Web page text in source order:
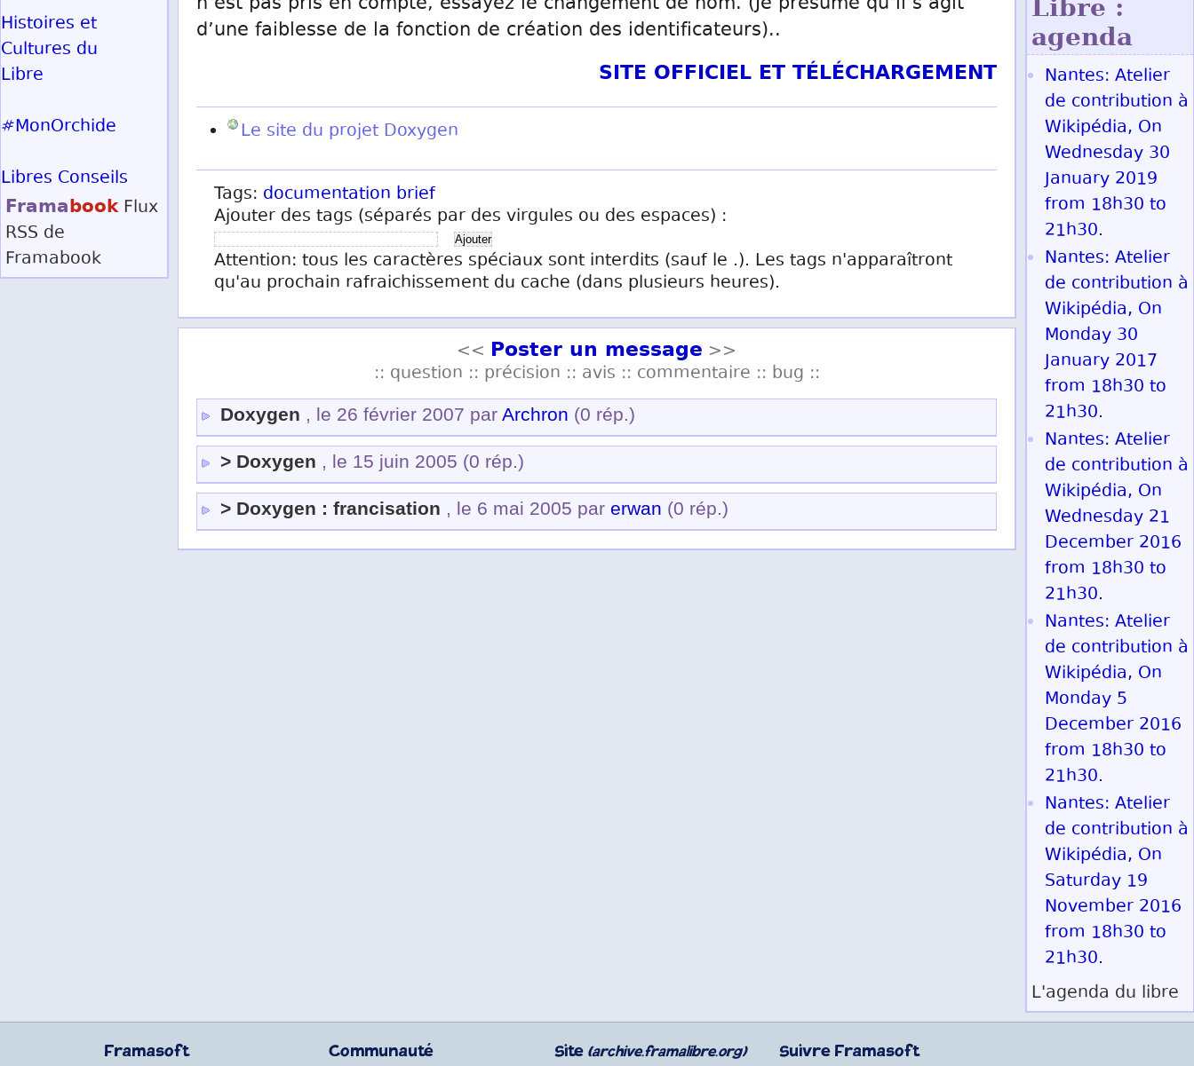
d’une faiblesse de la fonction de création des identificateurs)..
SITE OFFICIEL ET TÉLÉCHARGEMENT
Le site du projet Doxygen
Tags: documentation brief
Ajouter des tags (séparés par des virgules ou des espaces) :
Attention: tous les caractères spéciaux sont interdits (sauf le .). Les tags n'apparaîtront
qu'au prochain rafraichissement du cache (dans plusieurs heures).
<< Poster un message >>
:: question :: précision :: avis :: commentaire :: bug ::
Doxygen , le 26 février 2007 par Archron (0 rép.)
> Doxygen , le 15 juin 2005 (0 rép.)
> Doxygen : francisation , le 6 mai 2005 par erwan (0 rép.)
Libre :
agenda
Nantes: Atelier
de contribution à
Wikipédia, On
Wednesday 30
January 2019
from 18h30 to
21h30.
Nantes: Atelier
de contribution à
Wikipédia, On
Monday 30
January 2017
from 18h30 to
21h30.
Nantes: Atelier
de contribution à
Wikipédia, On
Wednesday 21
December 2016
from 18h30 to
21h30.
Nantes: Atelier
de contribution à
Wikipédia, On
Monday 5
December 2016
from 18h30 to
21h30.
Nantes: Atelier
de contribution à
Wikipédia, On
Saturday 19
November 2016
from 18h30 to
21h30.
L'agenda du libre
Histoires et
Cultures du
Libre
#MonOrchide
Libres Conseils
Framabook Flux
RSS de
Framabook
Framasoft Communauté Site (archive.framalibre.org) Suivre Framasoft